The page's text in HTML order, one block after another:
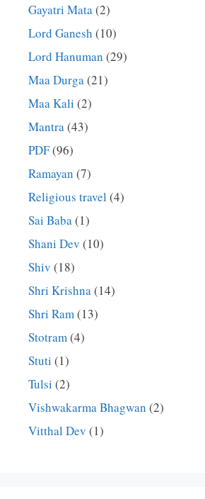
Gayatri Mata(2)
Lord Ganesh (10)
Lord Hanuman (29)
Maa Durga(21)
Maa Kali (2)
Mantra(43)
PDF(96)
Ramayan (7)
Religious travel (4)
Sai Baba(1)
Shani Dev (10)
Shiv (18)
Shri Krishna(14)
Shri Ram(13)
Stotram(4)
Stuti (1)
Tulsi (2)
Vishwakarma Bhagwan (2)
Vitthal Dev (1)